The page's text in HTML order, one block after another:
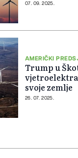
07. 09. 2025.
AMERIČKI
Trump u
svoje zemlje
26. 07. 2025.